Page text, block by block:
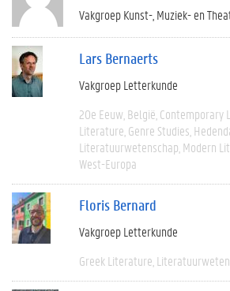
Vakgroep Kunst-, Muziek- en
Lars Bernaerts
Vakgroep Letterkunde
20e Eeuw België Contemporary
Literature Genre Studies
Literatuurwetenschap Modern
West-Europa
Floris Bernard
Vakgroep Letterkunde
Greek Literature